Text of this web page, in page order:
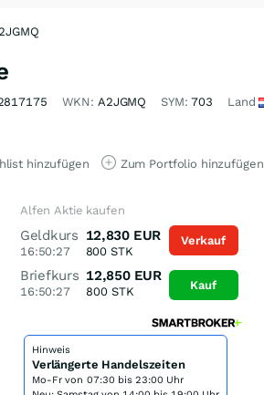
WKN: A2JGMQ SYM:703 Land
hinzufügen Zum Portfolio hinzufügen
Alfen Aktie kaufen
Geldkurs
16:50:27
12,830 EUR
800 STK
Briefkurs
16:50:27
12,850 EUR
800STK
Verkauf
Kauf
Hinweis
Verlängerte Handelszeiten
Mo-Fr von 07:30 bis 23:00 Uhr